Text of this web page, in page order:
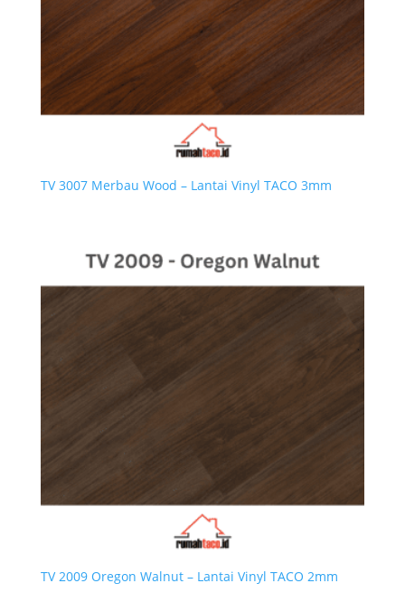
TV 3007 Merbau Wood – Lantai Vinyl TACO 3mm
TV 2009 Oregon Walnut – Lantai Vinyl TACO 2mm